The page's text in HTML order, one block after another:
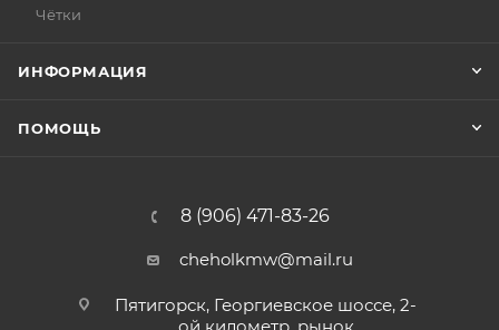
Чётки
ИНФОРМАЦИЯ
ПОМОЩЬ
8 (906) 471-83-26
cheholkmw@mail.ru
Пятигорск, Георгиевское шоссе, 2-